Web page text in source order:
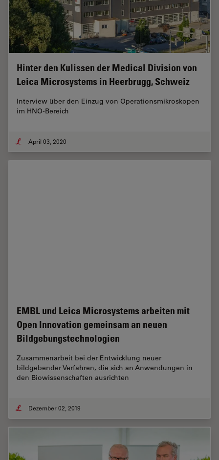
Hinter den Kulissen der Medical Division von
Leica Microsystems in Heerbrugg, Schweiz
Interview über den Einzug von Operationsmikroskopen
im HNO-Bereich
April 03, 2020
EMBL und Leica Microsystems arbeiten mit
Open Innovation gemeinsam an neuen
Bildgebungstechnologien
Zusammenarbeit bei der Entwicklung neuer
bildgebender Verfahren, die sich an Anwendungen in
den Biowissenschaften ausrichten
Dezember 02, 2019